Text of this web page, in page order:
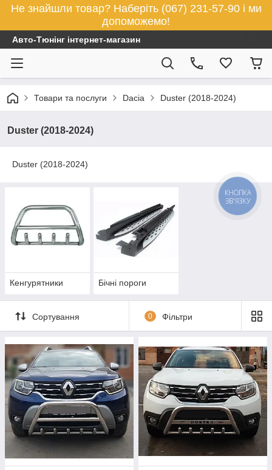
Не знайшли товар? Наберіть (067) 231-57-90 і ми
допоможемо!
Авто-Тюнінг інтернет-магазин
Товари та послуги Dacia Duster (2018-2024)
Duster (2018-2024)
Duster (2018-2024)
Кенгурятники Бічні пороги
Сортування 0 Фільтри
КНОПКА
ЗВ'ЯЗКУ